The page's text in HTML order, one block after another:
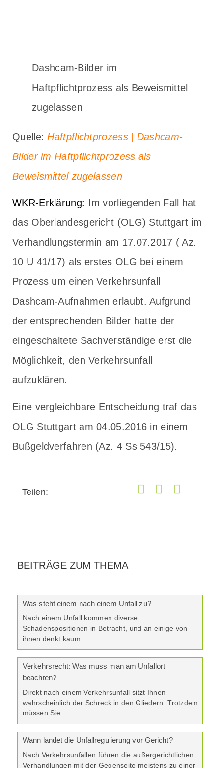
Dashcam-Bilder im
Haftpflichtprozess als Beweismittel
zugelassen
Quelle:Haftpflichtprozess | Dashcam-
Bilder im Haftpflichtprozess als
Beweismittel zugelassen
WKR-Erklärung: Im vorliegenden Fall hat
das Oberlandesgericht (OLG) Stuttgart im
Verhandlungstermin am 17.07.2017 ( Az.
10 U 41/17) als erstes OLG bei einem
Prozess um einen Verkehrsunfall
Dashcam-Aufnahmen erlaubt. Aufgrund
der entsprechenden Bilder hatte der
eingeschaltete Sachverständige erst die
Möglichkeit, den Verkehrsunfall
aufzuklären.
Eine vergleichbare Entscheidung traf das
OLG Stuttgart am 04.05.2016 in einem
Bußgeldverfahren (Az. 4 Ss 543/15).
Teilen:
BEITRÄGE ZUM THEMA
Was steht einem nach einem Unfall zu?
Nach einem Unfall kommen diverse
Schadenspositionen in Betracht, und an einige von
ihnen denkt kaum
Verkehrsrecht: Was muss man am Unfallort
beachten?
Direkt nach einem Verkehrsunfall sitzt Ihnen
wahrscheinlich der Schreck in den Gliedern. Trotzdem
müssen Sie
Wann landet die Unfallregulierung vor Gericht?
Nach Verkehrsunfällen führen die außergerichtlichen
Verhandlungen mit der Gegenseite meistens zu einer